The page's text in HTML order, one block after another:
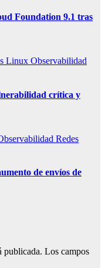
Foundation 9.1 tras
Linux Observabilidad
crítica y
Redes
de envíos de
publicada. Los campos